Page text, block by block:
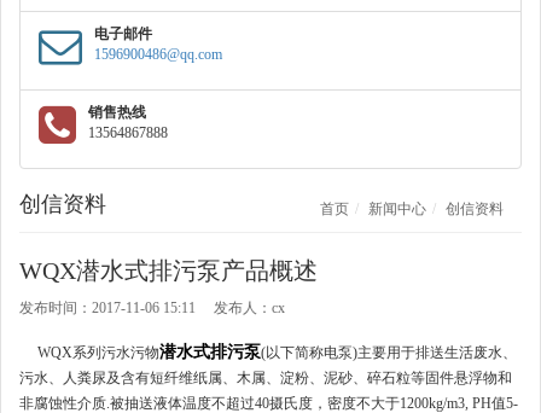
电子邮件
1596900486@qq.com
销售热线
13564867888
创信资料 首页 新闻中心 创信资料
WQX潜水式排污泵产品概述
发布时间：2017-11-06 15:11 发布人：cx
WQX系列污水污物潜水式排污泵(以下简称电泵)主要用于排送生活废水、
污水、人粪尿及含有短纤维纸属、木属、淀粉、泥砂、碎石粒等固件悬浮物和
非腐蚀性介质.被抽送液体温度不超过40摄氏度，密度不大于1200kg/m3, PH值5-